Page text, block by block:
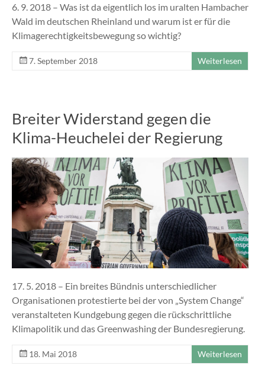
6. 9. 2018 – Was ist da eigentlich los im uralten Hambacher
Wald im deutschen Rheinland und warum ist er für die
Klimagerechtigkeitsbewegung so wichtig?
7. September 2018 Weiterlesen
Breiter Widerstand gegen die
Klima-Heuchelei der Regierung
17. 5. 2018 – Ein breites Bündnis unterschiedlicher
Organisationen protestierte bei der von „System Change“
veranstalteten Kundgebung gegen die rückschrittliche
Klimapolitik und das Greenwashing der Bundesregierung.
18. Mai 2018 Weiterlesen